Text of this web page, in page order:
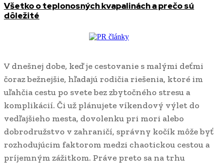
Všetko o teplonosných kvapalinách a prečo sú
dôležité
V dnešnej dobe, keď je cestovanie s malými deťmi
čoraz bežnejšie, hľadajú rodičia riešenia, ktoré im
uľahčia cestu po svete bez zbytočného stresu a
komplikácií. Či už plánujete víkendový výlet do
vedľajšieho mesta, dovolenku pri mori alebo
dobrodružstvo v zahraničí, správny kočík môže byť
rozhodujúcim faktorom medzi chaotickou cestou a
príjemným zážitkom. Práve preto sa na trhu